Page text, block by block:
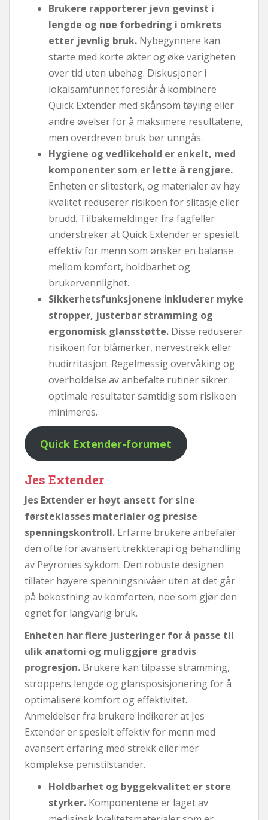
Brukere rapporterer jevn gevinst i
lengde og noe forbedring i omkrets
etter jevnlig bruk. Nybegynnere kan
starte med korte økter og øke varigheten
over tid uten ubehag. Diskusjoner i
lokalsamfunnet foreslår å kombinere
Quick Extender med skånsom tøying eller
andre øvelser for å maksimere resultatene,
men overdreven bruk bør unngås.
Hygiene og vedlikehold er enkelt, med
komponenter som er lette å rengjøre.
Enheten er slitesterk, og materialer av høy
kvalitet reduserer risikoen for slitasje eller
brudd. Tilbakemeldinger fra fagfeller
understreker at Quick Extender er spesielt
effektiv for menn som ønsker en balanse
mellom komfort, holdbarhet og
brukervennlighet.
Sikkerhetsfunksjonene inkluderer myke
stropper, justerbar stramming og
ergonomisk glansstøtte. Disse reduserer
risikoen for blåmerker, nervestrekk eller
hudirritasjon. Regelmessig overvåking og
overholdelse av anbefalte rutiner sikrer
optimale resultater samtidig som risikoen
minimeres.
Quick Extender-forumet
Jes Extender
Jes Extender er høyt ansett for sine
førsteklasses materialer og presise
spenningskontroll. Erfarne brukere anbefaler
den ofte for avansert trekkterapi og behandling
av Peyronies sykdom. Den robuste designen
tillater høyere spenningsnivåer uten at det går
på bekostning av komforten, noe som gjør den
egnet for langvarig bruk.
Enheten har flere justeringer for å passe til
ulik anatomi og muliggjøre gradvis
progresjon. Brukere kan tilpasse stramming,
stroppens lengde og glansposisjonering for å
optimalisere komfort og effektivitet.
Anmeldelser fra brukere indikerer at Jes
Extender er spesielt effektiv for menn med
avansert erfaring med strekk eller mer
komplekse penistilstander.
Holdbarhet og byggekvalitet er store
styrker. Komponentene er laget av